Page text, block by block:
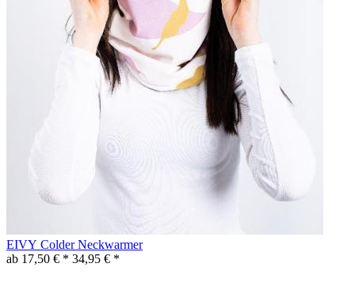
EIVY Colder Neckwarmer
ab 17,50 € * 34,95 € *